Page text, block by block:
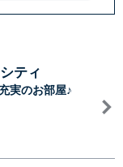
ティ
実のお部屋♪